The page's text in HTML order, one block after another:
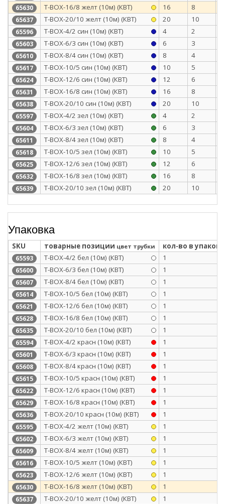
65630 Т-BOX-16/8 желт (10м) (КВТ) 16 8
65637 Т-BOX-20/10 желт (10м) (КВТ) 20 10
65596 Т-BOX-4/2 син (10м) (КВТ) 4 2
65603 Т-BOX-6/3 син (10м) (КВТ) 6 3
65610 Т-BOX-8/4 син (10м) (КВТ) 8 4
65617 Т-BOX-10/5 син (10м) (КВТ) 10 5
65624 Т-BOX-12/6 син (10м) (КВТ) 12 6
65631 Т-BOX-16/8 син (10м) (КВТ) 16 8
65638 Т-BOX-20/10 син (10м) (КВТ) 20 10
65597 Т-BOX-4/2 зел (10м) (КВТ) 4 2
65604 Т-BOX-6/3 зел (10м) (КВТ) 6 3
65611 Т-BOX-8/4 зел (10м) (КВТ) 8 4
65618 Т-BOX-10/5 зел (10м) (КВТ) 10 5
65625 Т-BOX-12/6 зел (10м) (КВТ) 12 6
65632 Т-BOX-16/8 зел (10м) (КВТ) 16 8
65639 Т-BOX-20/10 зел (10м) (КВТ) 20 10
Упаковка
SKU товарные позиции цвет трубки кол-во в
65593 Т-BOX-4/2 бел (10м) (КВТ) 1
65600 Т-BOX-6/3 бел (10м) (КВТ) 1
65607 Т-BOX-8/4 бел (10м) (КВТ) 1
65614 Т-BOX-10/5 бел (10м) (КВТ) 1
65621 Т-BOX-12/6 бел (10м) (КВТ) 1
65628 Т-BOX-16/8 бел (10м) (КВТ) 1
65635 Т-BOX-20/10 бел (10м) (КВТ) 1
65594 Т-BOX-4/2 красн (10м) (КВТ) 1
65601 Т-BOX-6/3 красн (10м) (КВТ) 1
65608 Т-BOX-8/4 красн (10м) (КВТ) 1
65615 Т-BOX-10/5 красн (10м) (КВТ) 1
65622 Т-BOX-12/6 красн (10м) (КВТ) 1
65629 Т-BOX-16/8 красн (10м) (КВТ) 1
65636 Т-BOX-20/10 красн (10м) (КВТ) 1
65595 Т-BOX-4/2 желт (10м) (КВТ) 1
65602 Т-BOX-6/3 желт (10м) (КВТ) 1
65609 Т-BOX-8/4 желт (10м) (КВТ) 1
65616 Т-BOX-10/5 желт (10м) (КВТ) 1
65623 Т-BOX-12/6 желт (10м) (КВТ) 1
65630 Т-BOX-16/8 желт (10м) (КВТ) 1
65637 Т-BOX-20/10 желт (10м) (КВТ) 1